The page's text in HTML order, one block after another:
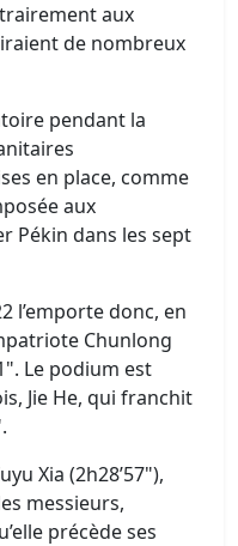
aux
de nombreux
pendant la
en place, comme
aux
Pékin dans les sept
l’emporte donc, en
Chunlong
Le podium est
Jie He, qui franchit
Xia (2h28’57"),
messieurs,
précède ses